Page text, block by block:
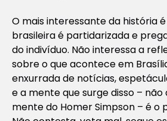
O mais interessante da história
brasileira é partidarizada e
do indivíduo. Não interessa a
sobre o que acontece em
enxurrada de notícias,
e a mente que surge disso –
mente do Homer Simpson – é o